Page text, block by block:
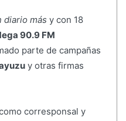
diario más y con 18
90.9 FM
parte de campañas
y otras firmas
corresponsal y